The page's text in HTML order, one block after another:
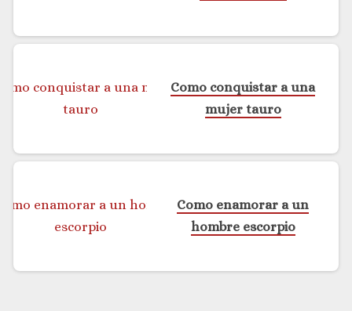
Como conquistar a una
mujer tauro
Como enamorar a un
hombre escorpio